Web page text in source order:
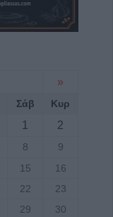
»
Σάβ Κυρ
1
2
8
9
15
16
22
23
29
30